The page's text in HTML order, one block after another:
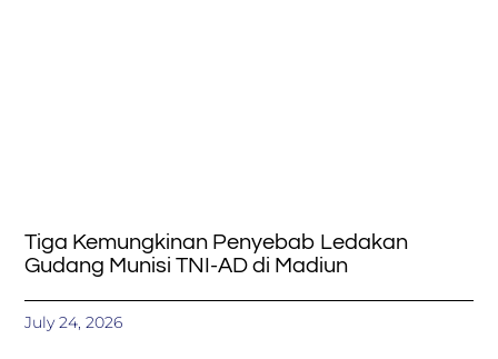
Tiga Kemungkinan Penyebab Ledakan
Gudang Munisi TNI-AD di Madiun
July 24, 2026